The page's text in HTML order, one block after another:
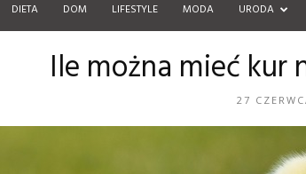
DIETA DOM LIFESTYLE MODA URODA
Ile można mieć kur
27